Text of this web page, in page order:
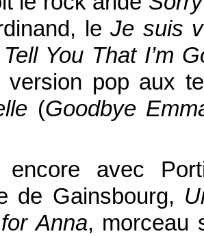
leJe suis
You That I’m
version pop aux
(Goodbye
avec
de Gainsbourg,
Anna, morceau